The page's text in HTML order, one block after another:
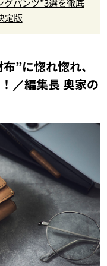
グパンツ”3選を徹底
定版
”に惚れ惚れ、
／編集長 奥家の